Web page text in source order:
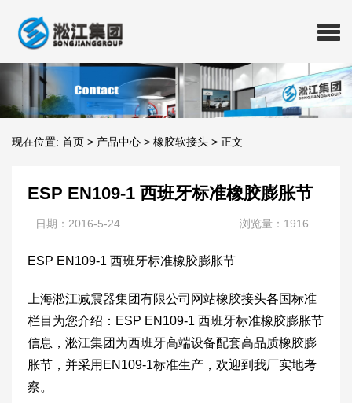
现在位置: 首页 > 产品中心 > 橡胶软接头 > 正文
ESP EN109-1 西班牙标准橡胶膨胀节
日期：2016-5-24 浏览量：1916
ESP EN109-1 西班牙标准橡胶膨胀节
上海淞江减震器集团有限公司网站橡胶接头各国标准
栏目为您介绍：ESP EN109-1 西班牙标准橡胶膨胀节
信息，淞江集团为西班牙高端设备配套高品质橡胶膨
胀节，并采用EN109-1标准生产，欢迎到我厂实地考
察。